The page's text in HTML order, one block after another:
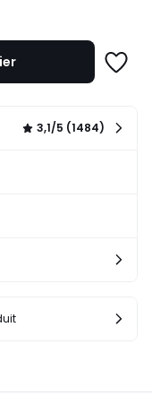
liste
3,1/5 (1484)